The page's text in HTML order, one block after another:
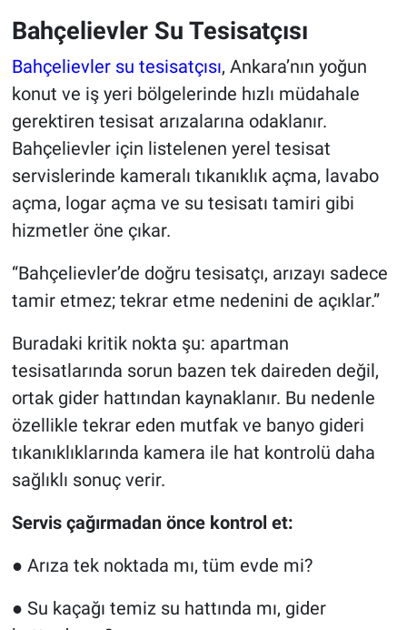
Bahçelievler Su Tesisatçısı
Bahçelievler su tesisatçısı, Ankara’nın yoğun
konut ve iş yeri bölgelerinde hızlı müdahale
gerektiren tesisat arızalarına odaklanır.
Bahçelievler için listelenen yerel tesisat
servislerinde kameralı tıkanıklık açma, lavabo
açma, logar açma ve su tesisatı tamiri gibi
hizmetler öne çıkar.
“Bahçelievler’de doğru tesisatçı, arızayı sadece
tamir etmez; tekrar etme nedenini de açıklar.”
Buradaki kritik nokta şu: apartman
tesisatlarında sorun bazen tek daireden değil,
ortak gider hattından kaynaklanır. Bu nedenle
özellikle tekrar eden mutfak ve banyo gideri
tıkanıklıklarında kamera ile hat kontrolü daha
sağlıklı sonuç verir.
Servis çağırmadan önce kontrol et:
● Arıza tek noktada mı, tüm evde mi?
● Su kaçağı temiz su hattında mı, gider